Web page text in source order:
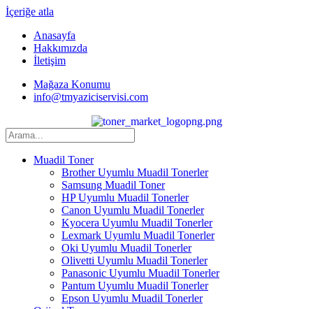
İçeriğe atla
Anasayfa
Hakkımızda
İletişim
Mağaza Konumu
info@tmyaziciservisi.com
Muadil Toner
Brother Uyumlu Muadil Tonerler
Samsung Muadil Toner
HP Uyumlu Muadil Tonerler
Canon Uyumlu Muadil Tonerler
Kyocera Uyumlu Muadil Tonerler
Lexmark Uyumlu Muadil Tonerler
Oki Uyumlu Muadil Tonerler
Olivetti Uyumlu Muadil Tonerler
Panasonic Uyumlu Muadil Tonerler
Pantum Uyumlu Muadil Tonerler
Epson Uyumlu Muadil Tonerler